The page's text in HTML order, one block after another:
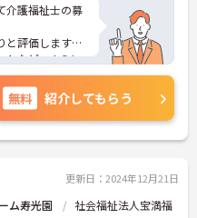
介護福祉士の募
と評価します◎
トなど、さらに
にご相談くださ
無料 紹介してもらう
更新日：2024年12月21日
ム寿光園
社会福祉法人宝満福